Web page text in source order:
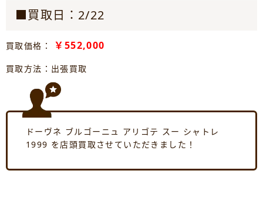
■買取日：2/22
買取価格： ￥552,000
買取方法：出張買取
ドーヴネ ブルゴーニュ アリゴテ スー シャトレ
1999 を店頭買取させていただきました！